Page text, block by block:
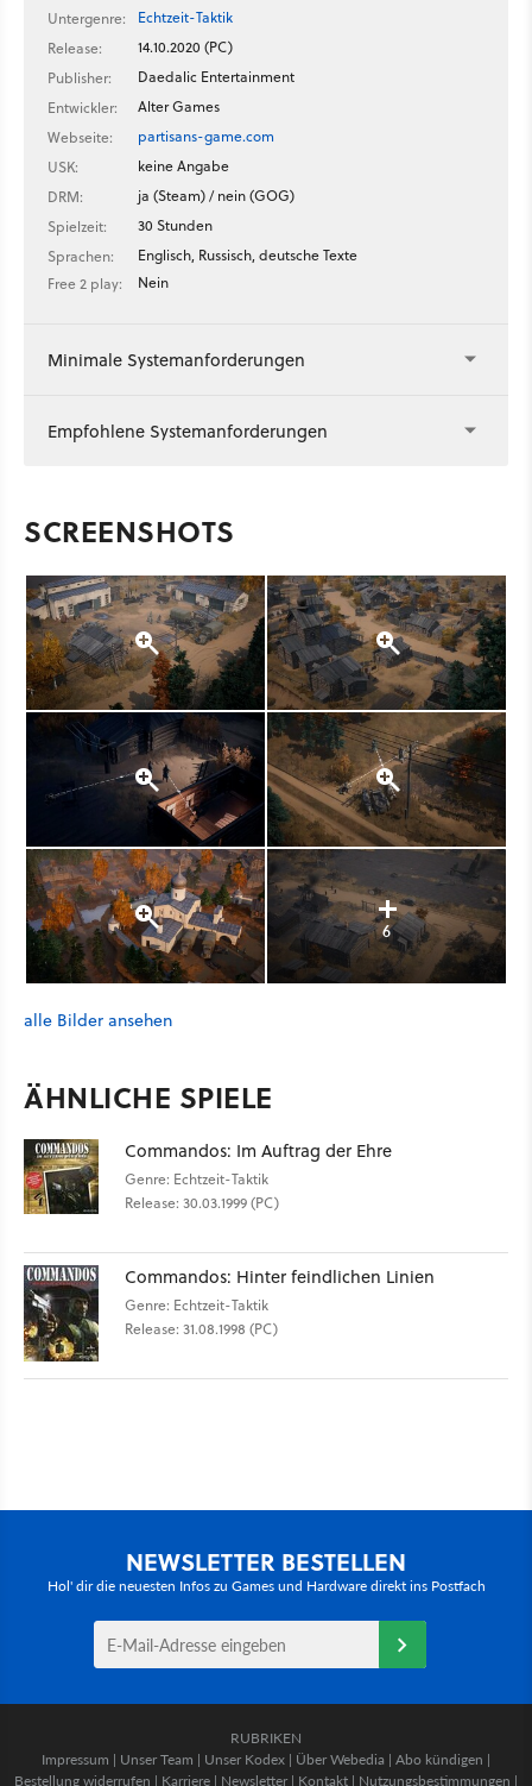
Untergenre:
Echtzeit-Taktik
Release:
14.10.2020 (PC)
Publisher:
Daedalic Entertainment
Entwickler:
Alter Games
Webseite:
partisans-game.com
USK:
keine Angabe
DRM:
ja (Steam) / nein (GOG)
Spielzeit:
30 Stunden
Sprachen:
Englisch, Russisch, deutsche Texte
Free 2 play:
Nein
Minimale Systemanforderungen
Empfohlene Systemanforderungen
SCREENSHOTS
6
alle Bilder ansehen
ÄHNLICHE SPIELE
Commandos: Im Auftrag der Ehre
Genre: Echtzeit-Taktik
Release: 30.03.1999 (PC)
Commandos: Hinter feindlichen Linien
Genre: Echtzeit-Taktik
Release: 31.08.1998 (PC)
NEWSLETTER BESTELLEN
Hol' dir die neuesten Infos zu Games und Hardware direkt ins Postfach
RUBRIKEN
Impressum | Unser Team | Unser Kodex | Über Webedia | Abo kündigen |
Bestellung widerrufen | Karriere | Newsletter | Kontakt | Nutzungsbestimmungen |